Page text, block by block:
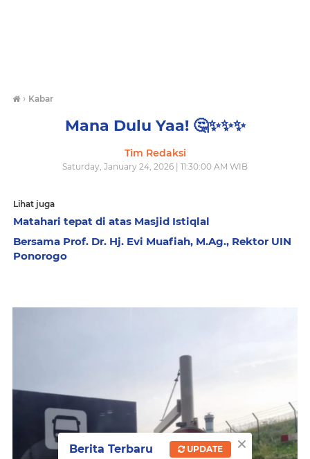
› Kabar
Mana Dulu Yaa! 🤔✨️✨️✨️
Tim Redaksi
Saturday, January 24, 2026 | 11:30:00 AM WIB
Lihat juga
Matahari tepat di atas Masjid Istiqlal
Bersama Prof. Dr. Hj. Evi Muafiah, M.Ag., Rektor UIN
Ponorogo
×
Berita Terbaru UPDATE